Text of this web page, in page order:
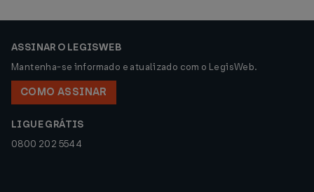
ASSINAR O LEGISWEB
Mantenha-se informado e atualizado com o LegisWeb.
COMO ASSINAR
LIGUE GRÁTIS
0800 202 5544